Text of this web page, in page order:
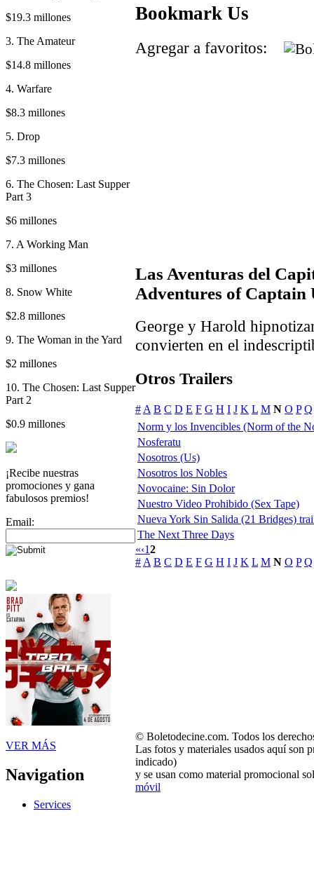
$19.3 millones
3. The Amateur
$14.8 millones
4. Warfare
$8.3 millones
5. Drop
$7.3 millones
6. The Chosen: Last Supper
Part 3
$6 millones
7. A Working Man
$3 millones
8. Snow White
$2.8 millones
9. The Woman in the Yard
$2 millones
10. The Chosen: Last Supper
Part 2
$0.9 millones
¡Recibe nuestras
promociones y gana
fabulosos premios!
Email:
VER MÁS
Navigation
Services
Bookmark Us
Agregar a favoritos:
Las Aventuras del
Adventures of Captain
George y Harold
convierten en el
Otros Trailers
#A B C D E F G H I J K L M N O P Q
Norm y los Invencibles (Norm of the
Nosferatu
Nosotros (Us)
Nosotros los Nobles
Novocaine: Sin Dolor
Nuestro Video Prohibido (Sex Tape)
Nueva York Sin Salida (21 Bridges)
The Next Three Days
«‹12
#A B C D E F G H I J K L M N O P Q
© Boletodecine.com. Todos los
Las fotos y materiales usados aquí son
indicado)
y se usan como material promocional
móvil